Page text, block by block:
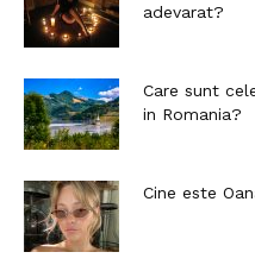
adevarat?
Care sunt
in Romania?
Cine este